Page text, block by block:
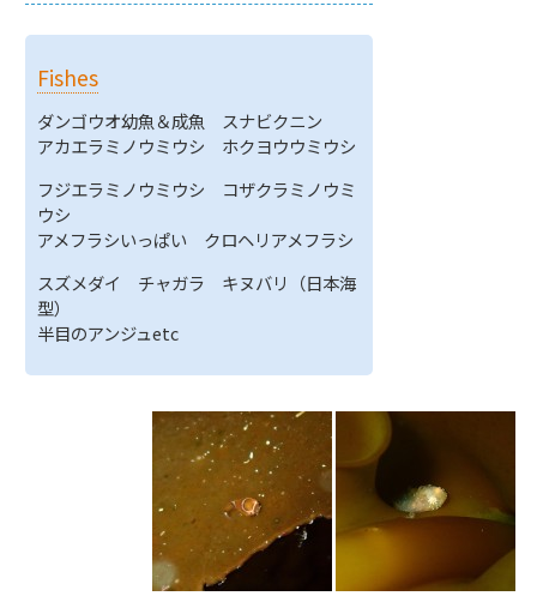
Fishes
ダンゴウオ幼魚＆成魚 スナビクニン
アカエラミノウミウシ ホクヨウウミウシ
フジエラミノウミウシ コザクラミノウミ
ウシ
アメフラシいっぱい クロヘリアメフラシ
スズメダイ チャガラ キヌバリ（日本海
型）
半目のアンジュetc